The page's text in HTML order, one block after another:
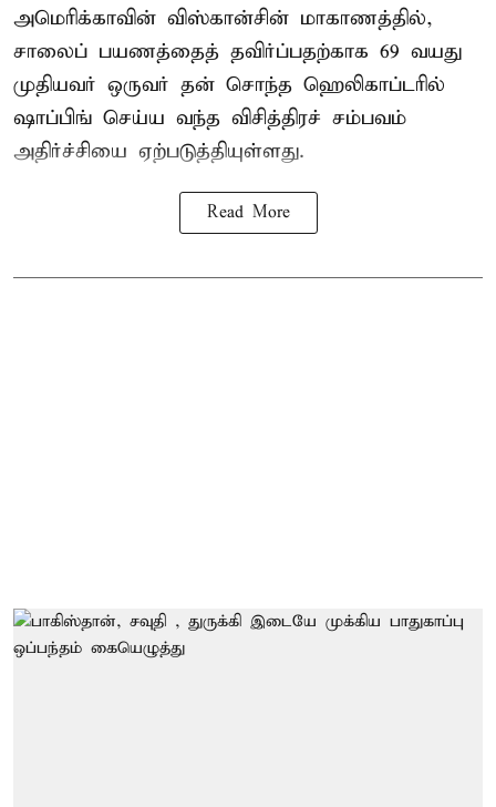
அமெரிக்காவின் விஸ்கான்சின் மாகாணத்தில்,
சாலைப் பயணத்தைத் தவிர்ப்பதற்காக 69 வயது
முதியவர் ஒருவர் தன் சொந்த ஹெலிகாப்டரில்
ஷாப்பிங் செய்ய வந்த விசித்திரச் சம்பவம்
அதிர்ச்சியை ஏற்படுத்தியுள்ளது.
Read More